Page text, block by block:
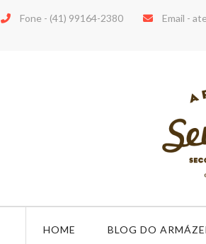
Fone - (41) 99164-2380 Email -
HOME BLOG DO